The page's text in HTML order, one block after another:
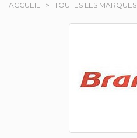
ACCUEIL TOUTES LES MARQUES